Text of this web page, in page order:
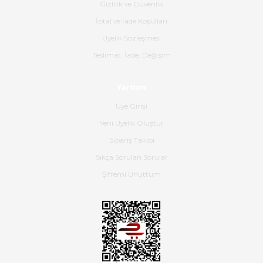
ulaştı.Ürünün paketlenmesi
Diğer yorumları göster
Gizlilik ve Güvenlik
İptal ve İade Koşulları
Üyelik Sözleşmesi
Teslimat, İade, Değişim
Üye Girişi
Yeni Üyelik Oluştur
Sipariş Takibi
Sıkça Sorulan Sorular
Şifremi Unuttum